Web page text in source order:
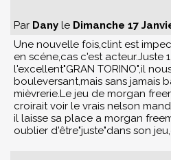
Par Dany le Dimanche 17
Une nouvelle fois,clint est
en scéne,cas c'est acteur.Juste
l'excellent"GRAN TORINO",il
bouleversant,mais sans jamais
mièvrerie.Le jeu de morgan
croirait voir le vrais nelson
il laisse sa place a morgan
oublier d'être"juste"dans son